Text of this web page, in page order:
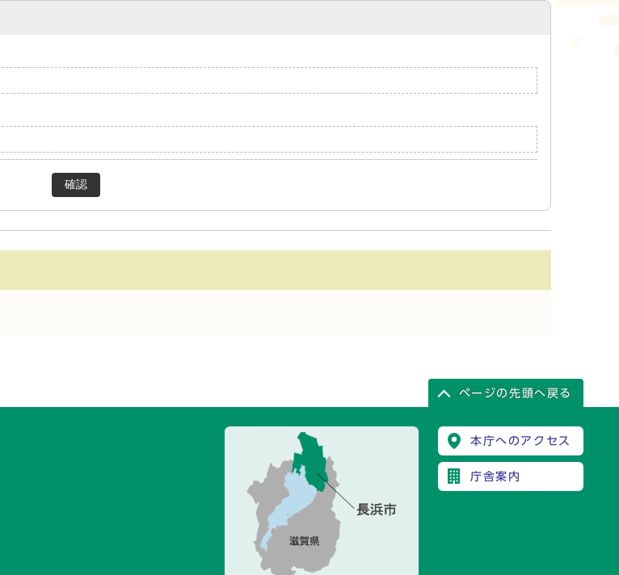
確認
ページの先頭へ戻る
本庁へのアクセス
庁舎案内